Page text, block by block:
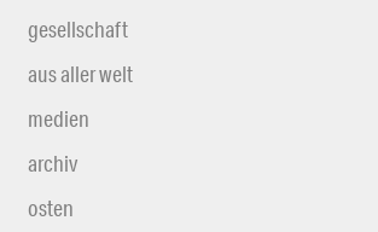
gesellschaft
aus aller welt
medien
archiv
osten